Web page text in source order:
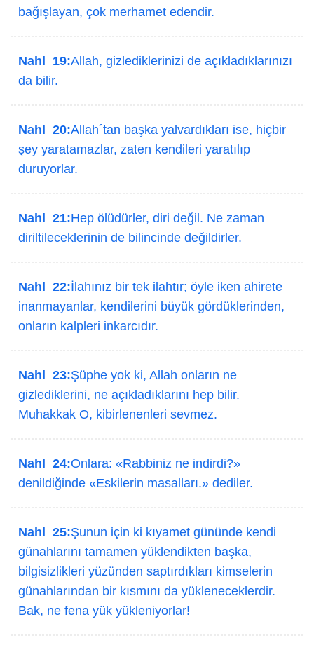
bağışlayan, çok merhamet edendir.
Nahl 19:Allah, gizlediklerinizi de açıkladıklarınızı
da bilir.
Nahl 20:Allah´tan başka yalvardıkları ise, hiçbir
şey yaratamazlar, zaten kendileri yaratılıp
duruyorlar.
Nahl 21:Hep ölüdürler, diri değil. Ne zaman
diriltileceklerinin de bilincinde değildirler.
Nahl 22:İlahınız bir tek ilahtır; öyle iken ahirete
inanmayanlar, kendilerini büyük gördüklerinden,
onların kalpleri inkarcıdır.
Nahl 23:Şüphe yok ki, Allah onların ne
gizlediklerini, ne açıkladıklarını hep bilir.
Muhakkak O, kibirlenenleri sevmez.
Nahl 24:Onlara: «Rabbiniz ne indirdi?»
denildiğinde «Eskilerin masalları.» dediler.
Nahl 25:Şunun için ki kıyamet gününde kendi
günahlarını tamamen yüklendikten başka,
bilgisizlikleri yüzünden saptırdıkları kimselerin
günahlarından bir kısmını da yükleneceklerdir.
Bak, ne fena yük yükleniyorlar!